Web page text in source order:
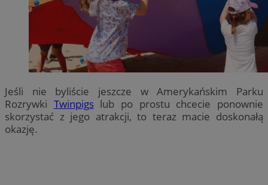
Jeśli nie byliście jeszcze w Amerykańskim Parku
Rozrywki Twinpigslub po prostu chcecie ponownie
skorzystać z jego atrakcji, to teraz macie doskonałą
okazję.